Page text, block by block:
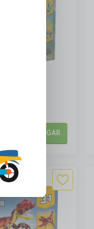
AGREGAR